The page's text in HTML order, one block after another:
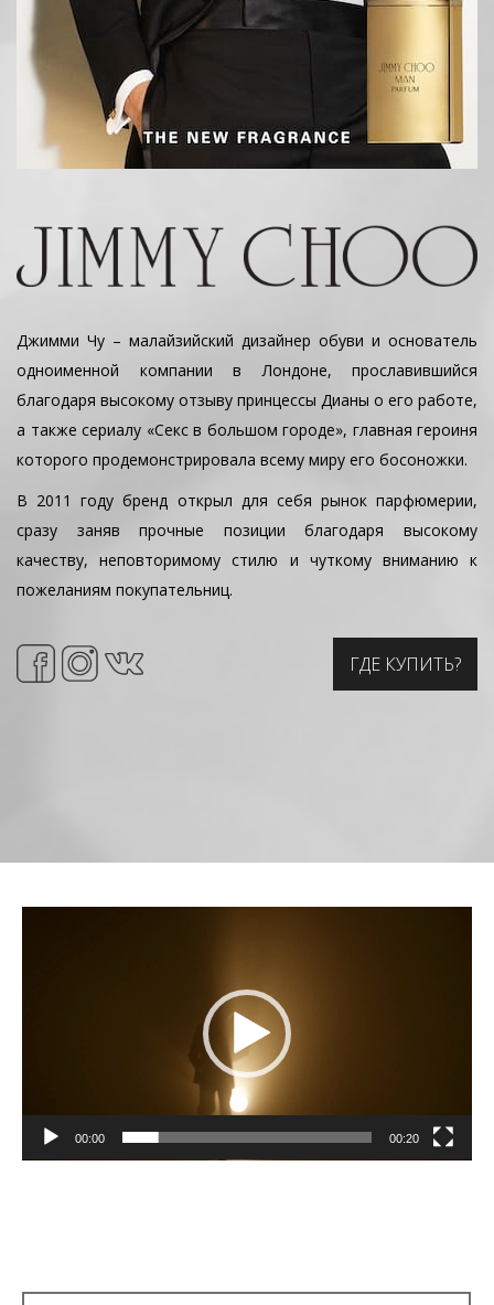
Джимми Чу – малайзийский дизайнер обуви и основатель
одноименной компании в Лондоне, прославившийся
благодаря высокому отзыву принцессы Дианы о его работе,
а также сериалу «Секс в большом городе», главная героиня
которого продемонстрировала всему миру его босоножки.
В 2011 году бренд открыл для себя рынок парфюмерии,
сразу заняв прочные позиции благодаря высокому
качеству, неповторимому стилю и чуткому вниманию к
пожеланиям покупательниц.
ГДЕ КУПИТЬ?
00:00 00:20